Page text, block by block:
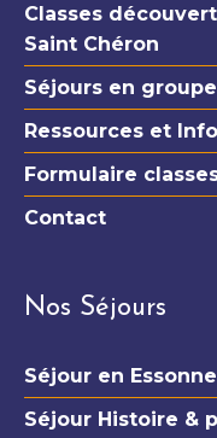
Classes
Saint Chéron
Séjours en
Ressources et
Formulaire
Contact
Nos Séjours
Séjour en Essonne
Séjour Histoire &